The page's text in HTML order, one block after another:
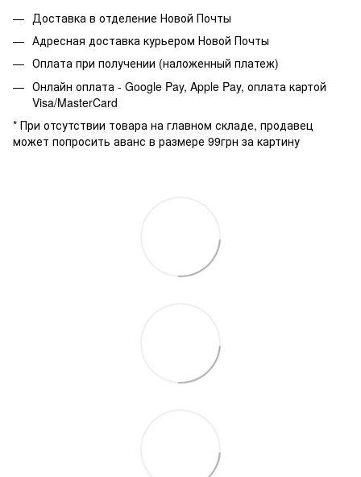
Доставка в отделение Новой Почты
Адресная доставка курьером Новой Почты
Оплата при получении (наложенный платеж)
Онлайн оплата - Google Pay, Apple Pay, оплата картой
Visa/MasterCard
* При отсутствии товара на главном складе, продавец
может попросить аванс в размере 99грн за картину